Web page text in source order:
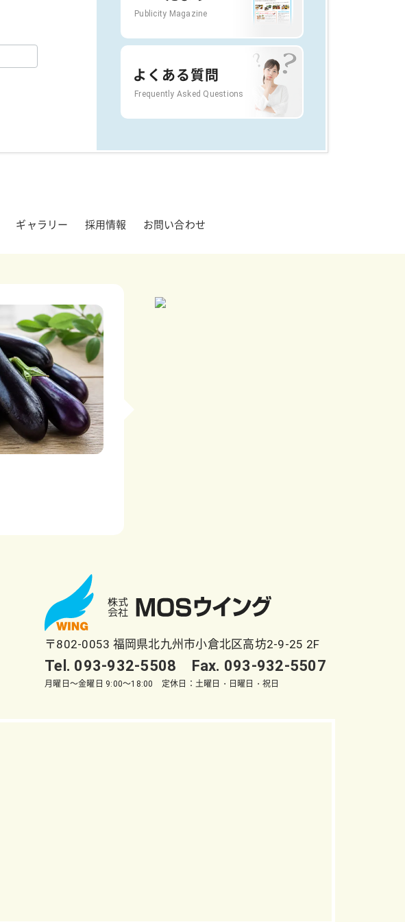
Publicity Magazine
よくある質問
Frequently Asked Questions
ギャラリー 採用情報 お問い合わせ
〒802-0053 福岡県北九州市小倉北区高坊2-9-25 2F
Tel. 093-932-5508 Fax. 093-932-5507
月曜日～金曜日 9:00～18:00 定休日：土曜日・日曜日・祝日